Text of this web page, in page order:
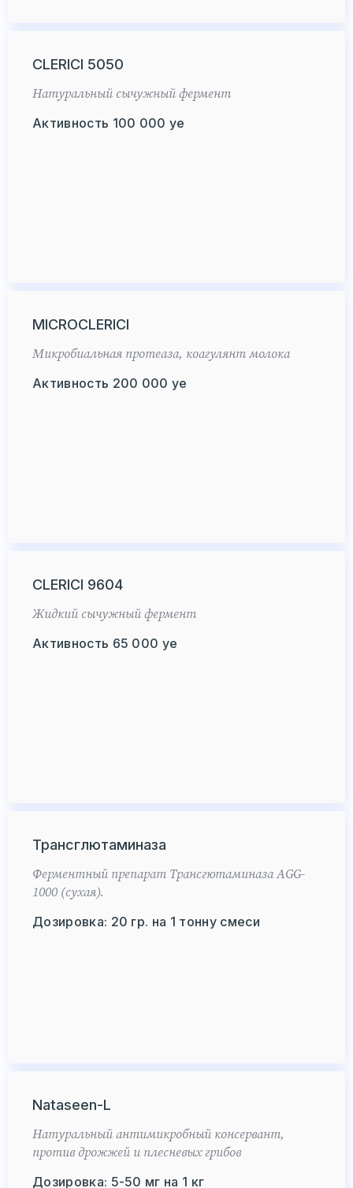
CLERICI 5050
Натуральный сычужный фермент
Активность 100 000 уе
MICROCLERICI
Микробиальная протеаза, коагулянт молока
Активность 200 000 уе
CLERICI 9604
Жидкий сычужный фермент
Активность 65 000 уе
Трансглютаминаза
Ферментный препарат Трансгютаминаза AGG-
1000 (сухая).
Дозировка: 20 гр. на 1 тонну смеси
Nataseen-L
Натуральный антимикробный консервант,
против дрожжей и плесневых грибов
Дозировка: 5-50 мг на 1 кг